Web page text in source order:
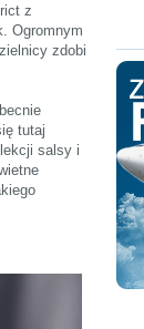
z
Ogromnym
zdobi
tutaj
salsy i